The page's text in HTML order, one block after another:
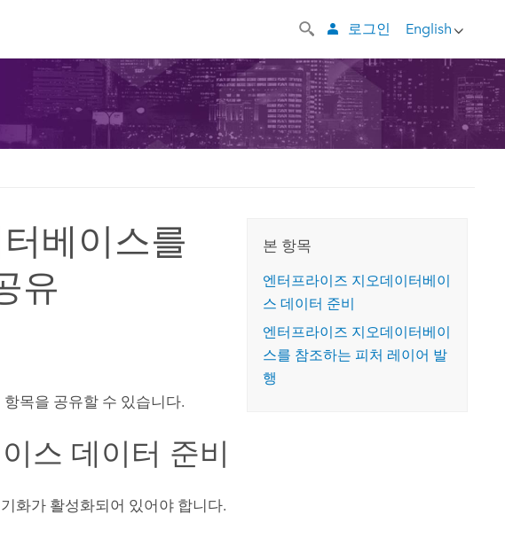
English
로그인
베이스를
유
목을 공유할 수 있습니다.
스 데이터 준비
화가 활성화되어 있어야 합니다.
본 항목
엔터프라이즈 지오데이터베이
스 데이터 준비
엔터프라이즈 지오데이터베이
스를 참조하는 피처 레이어 발
행